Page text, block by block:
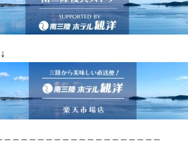
– – – – – – – – – – – – – – – – – – –